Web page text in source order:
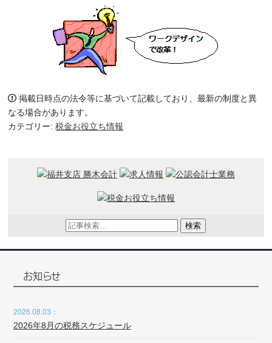
掲載日時点の法令等に基づいて記載しており、最新の制度と異
なる場合があります。
カテゴリー:税金お役立ち情報
検索
お知らせ
2026.08.03：
2026年8月の税務スケジュール